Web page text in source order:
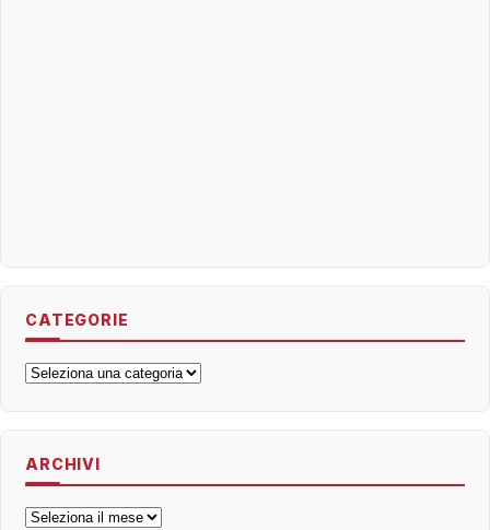
CATEGORIE
Categorie
ARCHIVI
Archivi